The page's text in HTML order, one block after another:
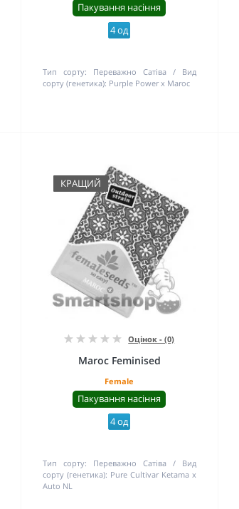
Пакування насіння
4 од
Тип сорту: Переважно Сатіва
Вид
сорту (генетика): Purple Power x Maroc
КРАЩИЙ
Оцінок - (0)
Maroc Feminised
Female
Пакування насіння
4 од
Тип сорту: Переважно Сатіва
Вид
сорту (генетика): Pure Cultivar Ketama x
Auto NL